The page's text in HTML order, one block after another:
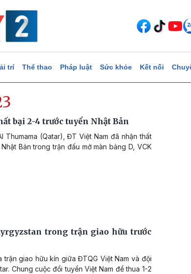
trí Thể thao Pháp luật Sức khỏe Kết nối
bại 2-4 trước tuyển Nhật Bản
Thumama (Qatar), ĐT Việt Nam đã nhận thất
Bản trong trận đấu mở màn bảng D, VCK
trong trận giao hữu trước
trận giao hữu kín giữa ĐTQG Việt Nam và đội
Chung cuộc đổi tuyển Việt Nam để thua 1-2